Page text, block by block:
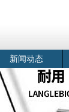
新闻动态